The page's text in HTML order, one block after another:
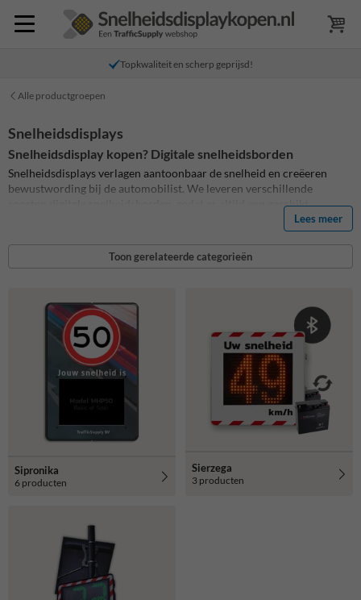
Topkwaliteit en scherp geprijsd!
Alle productgroepen
Snelheidsdisplays
Snelheidsdisplay kopen? Digitale snelheidsborden
Snelheidsdisplays verlagen aantoonbaar de snelheid en creëeren
bewustwording bij de automobilist. We leveren verschillende
soorten digitale snelheidsborden, zodat er altijd een geschikt
snelheidsdisplay tussen zit. Belangrijke verschillen zijn personalisatie
Lees meer
Toon gerelateerde categorieën
Sipronika
6 producten
Sierzega
3 producten